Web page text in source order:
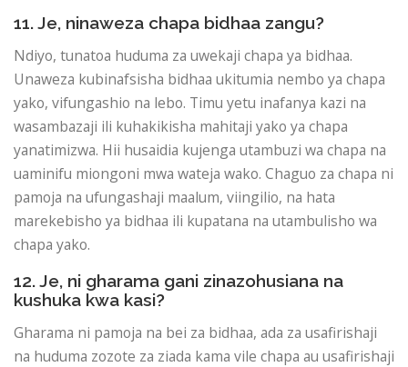
11. Je, ninaweza chapa bidhaa zangu?
Ndiyo, tunatoa huduma za uwekaji chapa ya bidhaa.
Unaweza kubinafsisha bidhaa ukitumia nembo ya chapa
yako, vifungashio na lebo. Timu yetu inafanya kazi na
wasambazaji ili kuhakikisha mahitaji yako ya chapa
yanatimizwa. Hii husaidia kujenga utambuzi wa chapa na
uaminifu miongoni mwa wateja wako. Chaguo za chapa ni
pamoja na ufungashaji maalum, viingilio, na hata
marekebisho ya bidhaa ili kupatana na utambulisho wa
chapa yako.
12. Je, ni gharama gani zinazohusiana na
kushuka kwa kasi?
Gharama ni pamoja na bei za bidhaa, ada za usafirishaji
na huduma zozote za ziada kama vile chapa au usafirishaji